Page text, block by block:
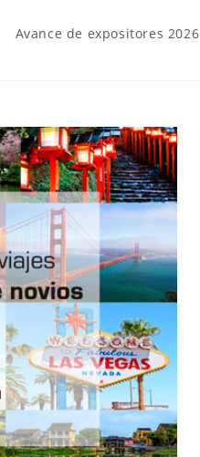
Avance de expositores 2026